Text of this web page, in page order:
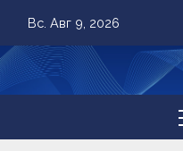
content
Вс. Авг 9, 2026